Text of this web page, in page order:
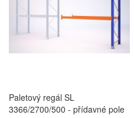
Paletový regál SL
3366/2700/500 - přídavné pole